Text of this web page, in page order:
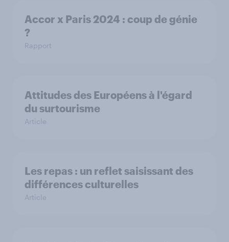
Accor x Paris 2024 : coup de génie
?
Rapport
Attitudes des Européens à l'égard
du surtourisme
Article
Les repas : un reflet saisissant des
différences culturelles
Article